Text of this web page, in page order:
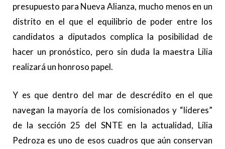
presupuesto para Nueva Alianza, mucho menos en un
distrito en el que el equilibrio de poder entre los
candidatos a diputados complica la posibilidad de
hacer un pronóstico, pero sin duda la maestra Lilia
realizará un honroso papel.
Y es que dentro del mar de descrédito en el que
navegan la mayoría de los comisionados y “líderes”
de la sección 25 del SNTE en la actualidad, Lilia
Pedroza es uno de esos cuadros que aún conservan